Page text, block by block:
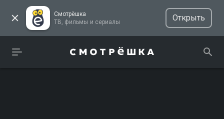
Смотрёшка
ТВ, фильмы и сериалы
Открыть